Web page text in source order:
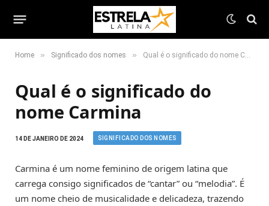
Home » Significado dos nomes » Qual é o significado do nome Carmina
Qual é o significado do
nome Carmina
14 DE JANEIRO DE 2024 SIGNIFICADO DOS NOMES
Carmina é um nome feminino de origem latina que
carrega consigo significados de “cantar” ou “melodia”. É
um nome cheio de musicalidade e delicadeza, trazendo